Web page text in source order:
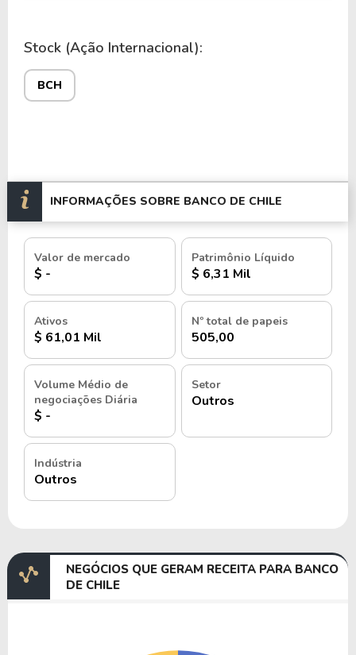
Stock (Ação Internacional):
BCH
INFORMAÇÕES SOBRE BANCO DE CHILE
Valor de mercado
$ -
Patrimônio Líquido
$ 6,31 Mil
Ativos
$ 61,01 Mil
Nº total de papeis
505,00
Volume Médio de
negociações Diária
$ -
Setor
Outros
Indústria
Outros
NEGÓCIOS QUE GERAM RECEITA PARA BANCO
DE CHILE